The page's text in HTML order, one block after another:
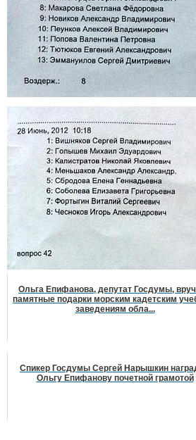
Ольга Епифанова, депутат Госдумы,
памятные подарки морским кадетским
заведениям обла...
Спикер Госдумы Сергей Нарышкин
Ольгу Епифанову почетной грамотой